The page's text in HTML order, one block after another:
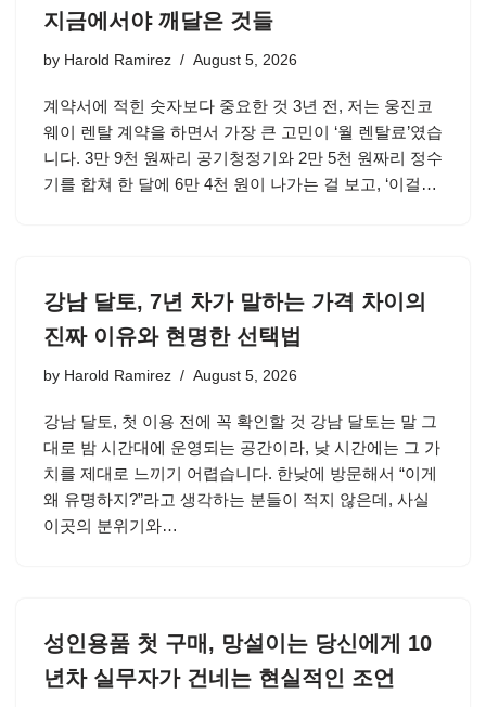
지금에서야 깨달은 것들
by Harold Ramirez August 5, 2026
계약서에 적힌 숫자보다 중요한 것 3년 전, 저는 웅진코
웨이 렌탈 계약을 하면서 가장 큰 고민이 ‘월 렌탈료’였습
니다. 3만 9천 원짜리 공기청정기와 2만 5천 원짜리 정수
기를 합쳐 한 달에 6만 4천 원이 나가는 걸 보고, ‘이걸…
강남 달토, 7년 차가 말하는 가격 차이의
진짜 이유와 현명한 선택법
by Harold Ramirez August 5, 2026
강남 달토, 첫 이용 전에 꼭 확인할 것 강남 달토는 말 그
대로 밤 시간대에 운영되는 공간이라, 낮 시간에는 그 가
치를 제대로 느끼기 어렵습니다. 한낮에 방문해서 “이게
왜 유명하지?”라고 생각하는 분들이 적지 않은데, 사실
이곳의 분위기와…
성인용품 첫 구매, 망설이는 당신에게 10
년차 실무자가 건네는 현실적인 조언